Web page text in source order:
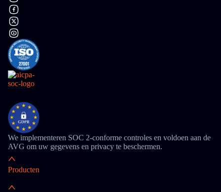
We implementeren SOC 2-conforme controles en voldoen aan de
AVG om uw gegevens en privacy te beschermen.
Producten